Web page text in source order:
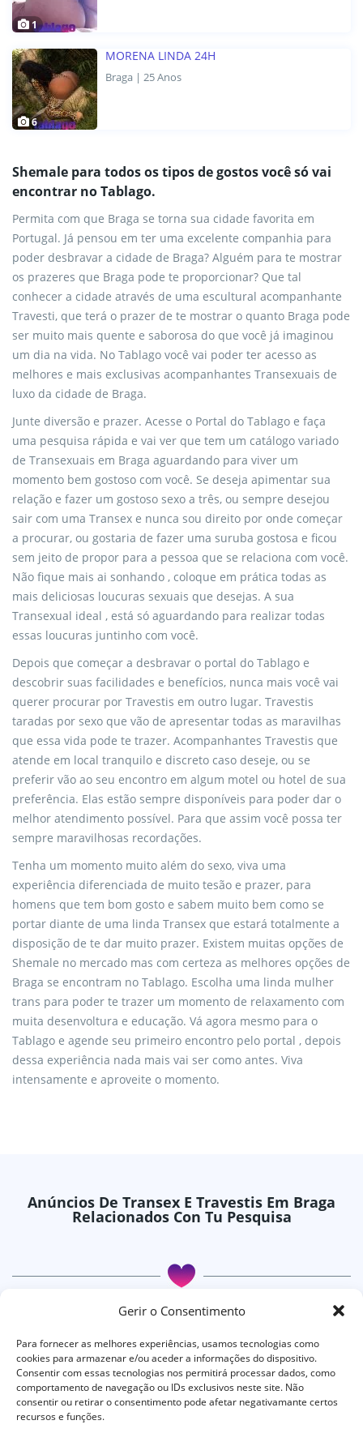
Gerir o Consentimento
Para fornecer as melhores experiências, usamos tecnologias como
cookies para armazenar e/ou aceder a informações do dispositivo.
Consentir com essas tecnologias nos permitirá processar dados, como
comportamento de navegação ou IDs exclusivos neste site. Não
consentir ou retirar o consentimento pode afetar negativamante certos
recursos e funções.
1
6
MORENA LINDA 24H
Braga | 25 Anos
Shemale para todos os tipos de gostos você só vai
encontrar no Tablago.
Permita com que Braga se torna sua cidade favorita em
Portugal. Já pensou em ter uma excelente companhia para
poder desbravar a cidade de Braga? Alguém para te mostrar
os prazeres que Braga pode te proporcionar? Que tal
conhecer a cidade através de uma escultural acompanhante
Travesti, que terá o prazer de te mostrar o quanto Braga pode
ser muito mais quente e saborosa do que você já imaginou
um dia na vida. No Tablago você vai poder ter acesso as
melhores e mais exclusivas acompanhantes Transexuais de
luxo da cidade de Braga.
Junte diversão e prazer. Acesse o Portal do Tablago e faça
uma pesquisa rápida e vai ver que tem um catálogo variado
de Transexuais em Braga aguardando para viver um
momento bem gostoso com você. Se deseja apimentar sua
relação e fazer um gostoso sexo a três, ou sempre desejou
sair com uma Transex e nunca sou direito por onde começar
a procurar, ou gostaria de fazer uma suruba gostosa e ficou
sem jeito de propor para a pessoa que se relaciona com você.
Não fique mais ai sonhando , coloque em prática todas as
mais deliciosas loucuras sexuais que desejas. A sua
Transexual ideal , está só aguardando para realizar todas
essas loucuras juntinho com você.
Depois que começar a desbravar o portal do Tablago e
descobrir suas facilidades e benefícios, nunca mais você vai
querer procurar por Travestis em outro lugar. Travestis
taradas por sexo que vão de apresentar todas as maravilhas
que essa vida pode te trazer. Acompanhantes Travestis que
atende em local tranquilo e discreto caso deseje, ou se
preferir vão ao seu encontro em algum motel ou hotel de sua
preferência. Elas estão sempre disponíveis para poder dar o
melhor atendimento possível. Para que assim você possa ter
sempre maravilhosas recordações.
Tenha um momento muito além do sexo, viva uma
experiência diferenciada de muito tesão e prazer, para
homens que tem bom gosto e sabem muito bem como se
portar diante de uma linda Transex que estará totalmente a
disposição de te dar muito prazer. Existem muitas opções de
Shemale no mercado mas com certeza as melhores opções de
Braga se encontram no Tablago. Escolha uma linda mulher
trans para poder te trazer um momento de relaxamento com
muita desenvoltura e educação. Vá agora mesmo para o
Tablago e agende seu primeiro encontro pelo portal , depois
dessa experiência nada mais vai ser como antes. Viva
intensamente e aproveite o momento.
Anúncios De Transex E Travestis Em Braga
Relacionados Con Tu Pesquisa
Braganca
Todos os direitos reservados © 2024 - Tablago